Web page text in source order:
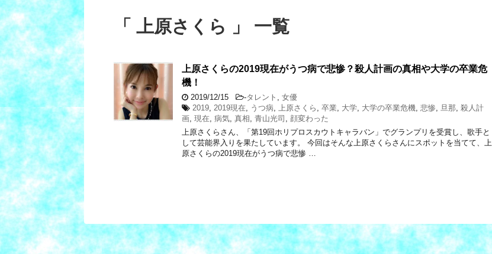
「 上原さくら 」 一覧
上原さくらの2019現在がうつ病で悲惨？殺人計画の真相や大学の卒業危
機！
2019/12/15 -タレント
女優
2019 2019現在 うつ病 上原さくら 卒業 大学 大学の卒業危機 悲惨 旦那 殺人計
画 現在 病気 真相 青山光司
顔変わった
上原さくらさん、「第19回ホリプロスカウトキャラバン」でグランプリを受賞し、歌手と
して芸能界入りを果たしています。 今回はそんな上原さくらさんにスポットを当てて、上
原さくらの2019現在がうつ病で悲惨 …